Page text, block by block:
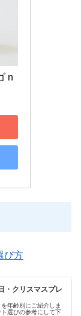
n
び方
・クリスマスプレ
年齢別にご紹介しま
選びの参考にして下